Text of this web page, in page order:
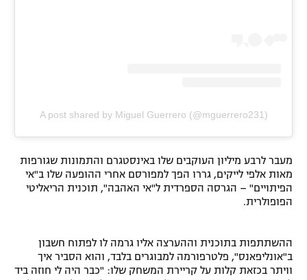
A post shared by Miguel Guerrero (@mguerrero231)
מעבר לרבע מיליון העוקבים שלו באינסטגרם והתמונות שגורפות
מאות אלפי לייקים, גררו הפך למפורסם אחרי ההופעה שלו ב"אי
הפיתויים" – הגרסה הספרדית ל"אי האהבה", תוכנית הריאליטי
הפופולרית.
ההשתתפות בתוכנית וההערצה אליו גרמה לו לפתוח חשבון
ב"אונליפאנס", פלטרפורמה למבוגרים בלבד, והוא הסביר איך
וויתר בכזאת קלות על קריירת המשחק שלו: "כבר היה לי חוזה ביד